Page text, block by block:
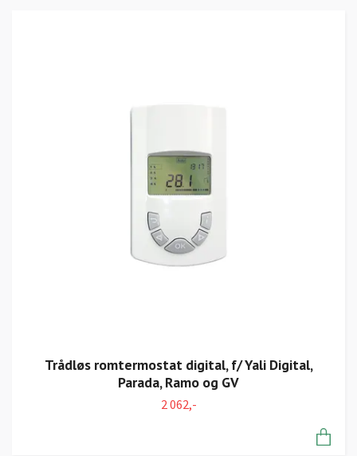
Trådløs romtermostat digital, f/ Yali Digital,
Parada, Ramo og GV
2 062,-